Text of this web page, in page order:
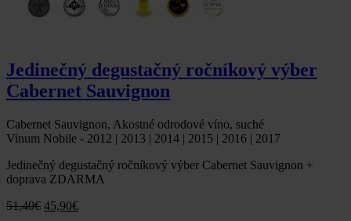
Jedinečný degustačný ročníkový výber
Cabernet Sauvignon
Cabernet Sauvignon, Akostné odrodové víno, suché
Vinum Nobile - 2012 | 2013 | 2014 | 2015 | 2016 | 2017
Jedinečný degustačný ročníkový výber Cabernet Sauvignon +
doprava ZDARMA
51,40€ Pôvodná
45,90€Aktuálna